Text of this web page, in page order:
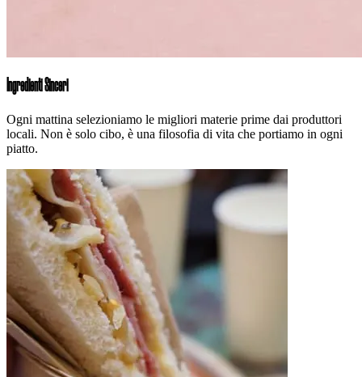
Ingredienti Sinceri
Ogni mattina selezioniamo le migliori materie prime dai produttori
locali. Non è solo cibo, è una filosofia di vita che portiamo in ogni
piatto.